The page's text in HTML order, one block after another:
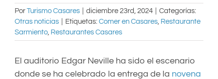
Por Turismo Casares diciembre 23rd, 2024
Categorías:
Otras noticias
Etiquetas: Comer en Casares Restaurante
Sarmiento Restaurantes Casares
El auditorio Edgar Neville ha sido el escenario
donde se ha celebrado la entrega de la novena